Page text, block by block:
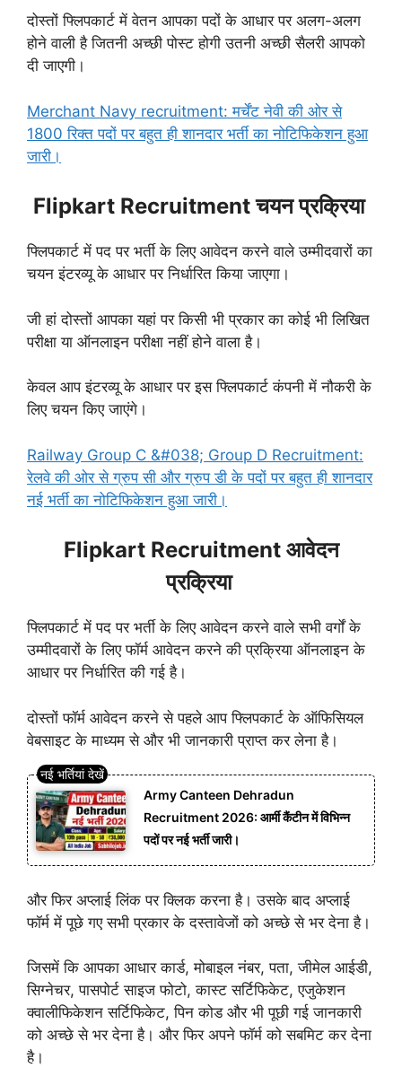
दोस्तों फ्लिपकार्ट में वेतन आपका पदों के आधार पर अलग-अलग
होने वाली है जितनी अच्छी पोस्ट होगी उतनी अच्छी सैलरी आपको
दी जाएगी।
Merchant Navy recruitment: मर्चेंट नेवी की ओर से
1800 रिक्त पदों पर बहुत ही शानदार भर्ती का नोटिफिकेशन हुआ
जारी।
Flipkart Recruitment चयन प्रक्रिया
फ्लिपकार्ट में पद पर भर्ती के लिए आवेदन करने वाले उम्मीदवारों का
चयन इंटरव्यू के आधार पर निर्धारित किया जाएगा।
जी हां दोस्तों आपका यहां पर किसी भी प्रकार का कोई भी लिखित
परीक्षा या ऑनलाइन परीक्षा नहीं होने वाला है।
केवल आप इंटरव्यू के आधार पर इस फ्लिपकार्ट कंपनी में नौकरी के
लिए चयन किए जाएंगे।
Railway Group C &#038; Group D Recruitment:
रेलवे की ओर से ग्रुप सी और ग्रुप डी के पदों पर बहुत ही शानदार
नई भर्ती का नोटिफिकेशन हुआ जारी।
Flipkart Recruitment आवेदन
प्रक्रिया
फ्लिपकार्ट में पद पर भर्ती के लिए आवेदन करने वाले सभी वर्गों के
उम्मीदवारों के लिए फॉर्म आवेदन करने की प्रक्रिया ऑनलाइन के
आधार पर निर्धारित की गई है।
दोस्तों फॉर्म आवेदन करने से पहले आप फ्लिपकार्ट के ऑफिसियल
वेबसाइट के माध्यम से और भी जानकारी प्राप्त कर लेना है।
Army Canteen Dehradun
Recruitment 2026: आर्मी कैंटीन में विभिन्न
पदों पर नई भर्ती जारी।
और फिर अप्लाई लिंक पर क्लिक करना है। उसके बाद अप्लाई
फॉर्म में पूछे गए सभी प्रकार के दस्तावेजों को अच्छे से भर देना है।
जिसमें कि आपका आधार कार्ड, मोबाइल नंबर, पता, जीमेल आईडी,
सिग्नेचर, पासपोर्ट साइज फोटो, कास्ट सर्टिफिकेट, एजुकेशन
क्वालीफिकेशन सर्टिफिकेट, पिन कोड और भी पूछी गई जानकारी
को अच्छे से भर देना है। और फिर अपने फॉर्म को सबमिट कर देना
है।